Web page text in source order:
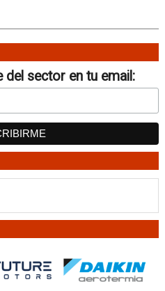
del sector en tu email: